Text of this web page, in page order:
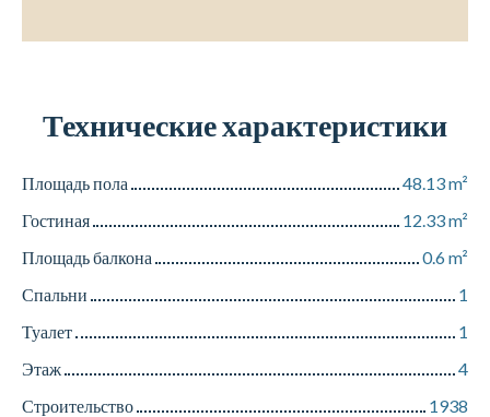
Технические характеристики
Площадь пола 48.13m²
Гостиная
12.33m²
Площадь балкона
0.6m²
Спальни
1
Туалет
1
Этаж
4
Строительство
1938